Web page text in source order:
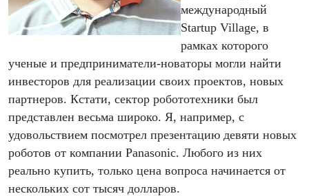
международный
Startup Village, в
рамках которого
ученые и предприниматели-новаторы могли найти
инвесторов для реализации своих проектов, новых
партнеров. Кстати, сектор робототехники был
представлен весьма широко. Я, например, с
удовольствием посмотрел презентацию девяти новых
роботов от компании Panasonic. Любого из них
реально купить, только цена вопроса начинается от
нескольких сот тысяч долларов.